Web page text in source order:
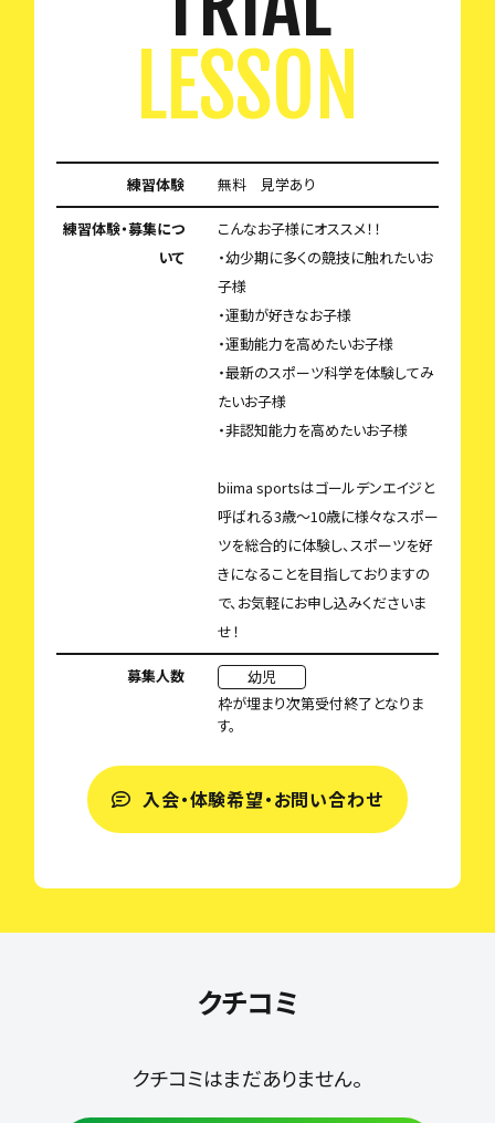
LESSON
練習体験 無料 見学あり
練習体験・募集につ
いて
こんなお子様にオススメ！！
・幼少期に多くの競技に触れたいお
子様
・運動が好きなお子様
・運動能力を高めたいお子様
・最新のスポーツ科学を体験してみ
たいお子様
・非認知能力を高めたいお子様
biima sportsはゴールデンエイジと
呼ばれる3歳〜10歳に様々なスポー
ツを総合的に体験し、スポーツを好
きになることを目指しておりますの
で、お気軽にお申し込みくださいま
せ！
募集人数
幼児
枠が埋まり次第受付終了となりま
す。
入会・体験希望・お問い合わせ
クチコミ
クチコミはまだありません。